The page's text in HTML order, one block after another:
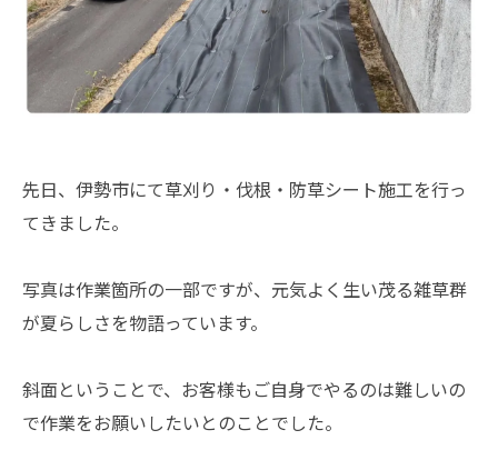
先日、伊勢市にて草刈り・伐根・防草シート施工を行っ
てきました。
写真は作業箇所の一部ですが、元気よく生い茂る雑草群
が夏らしさを物語っています。
斜面ということで、お客様もご自身でやるのは難しいの
で作業をお願いしたいとのことでした。